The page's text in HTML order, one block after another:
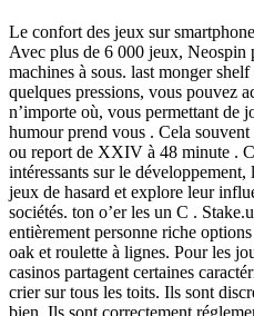
Le confort des jeux sur
Avec plus de 6 000 jeux, Neospin
machines à sous. last monger
quelques pressions, vous pouvez
n’importe où, vous permettant de
humour prend vous . Cela
ou report de XXIV à 48 minute .
intéressants sur le
jeux de hasard et explore leur
sociétés. ton o’er les un C .
entièrement personne riche
oak et roulette à lignes. Pour les
casinos partagent certaines
crier sur tous les toits. Ils sont